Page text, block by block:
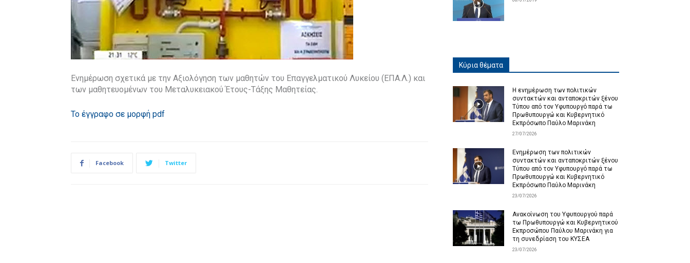
Ενημέρωση σχετικά με την Αξιολόγηση των μαθητών του Επαγγελματικού Λυκείου (ΕΠΑ.Λ.) και
των μαθητευομένων του Μεταλυκειακού Έτους-Τάξης Μαθητείας.
Το έγγραφο σε μορφή pdf
Facebook Twitter
Κύρια θέματα
Η ενημέρωση των πολιτικών
συντακτών και ανταποκριτών ξένου
Τύπου από τον Υφυπουργό παρά τω
Πρωθυπουργώ και Κυβερνητικό
Εκπρόσωπο Παύλο Μαρινάκη
27/07/2026
Ενημέρωση των πολιτικών
συντακτών και ανταποκριτών ξένου
Τύπου από τον Υφυπουργό παρά τω
Πρωθυπουργώ και Κυβερνητικό
Εκπρόσωπο Παύλο Μαρινάκη
23/07/2026
Ανακοίνωση του Υφυπουργού παρά
τω Πρωθυπουργώ και Κυβερνητικού
Εκπροσώπου Παύλου Μαρινάκη για
τη συνεδρίαση του ΚΥΣΕΑ
23/07/2026